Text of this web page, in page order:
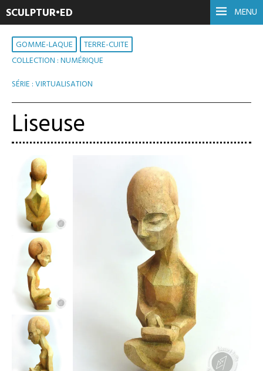
MENU
SCULPTUR•ED
GOMME-LAQUE TERRE-CUITE
COLLECTION : NUMÉRIQUE
SÉRIE : VIRTUALISATION
Liseuse